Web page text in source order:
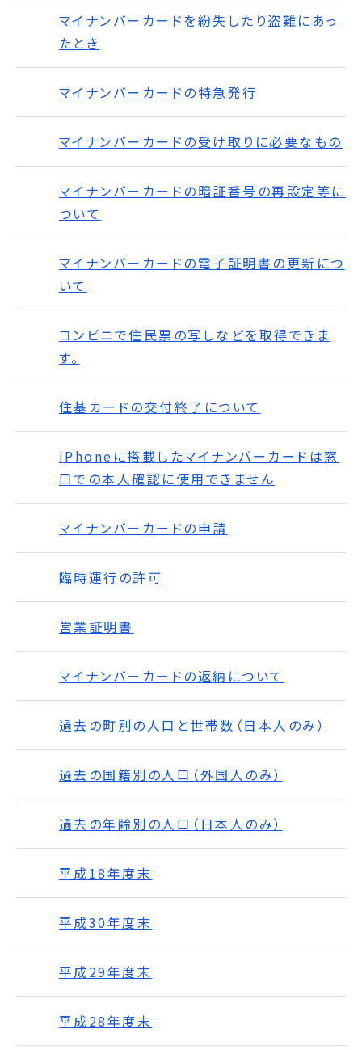
マイナンバーカードを紛失したり盗難にあっ
たとき
マイナンバーカードの特急発行
マイナンバーカードの受け取りに必要なもの
マイナンバーカードの暗証番号の再設定等に
ついて
マイナンバーカードの電子証明書の更新につ
いて
コンビニで住民票の写しなどを取得できま
す。
住基カードの交付終了について
iPhoneに搭載したマイナンバーカードは窓
口での本人確認に使用できません
マイナンバーカードの申請
臨時運行の許可
営業証明書
マイナンバーカードの返納について
過去の町別の人口と世帯数（日本人のみ）
過去の国籍別の人口（外国人のみ）
過去の年齢別の人口（日本人のみ）
平成18年度末
平成30年度末
平成29年度末
平成28年度末